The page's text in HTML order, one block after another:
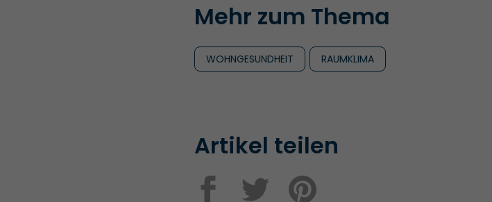
Mehr zum Thema
WOHNGESUNDHEIT RAUMKLIMA
Artikel teilen